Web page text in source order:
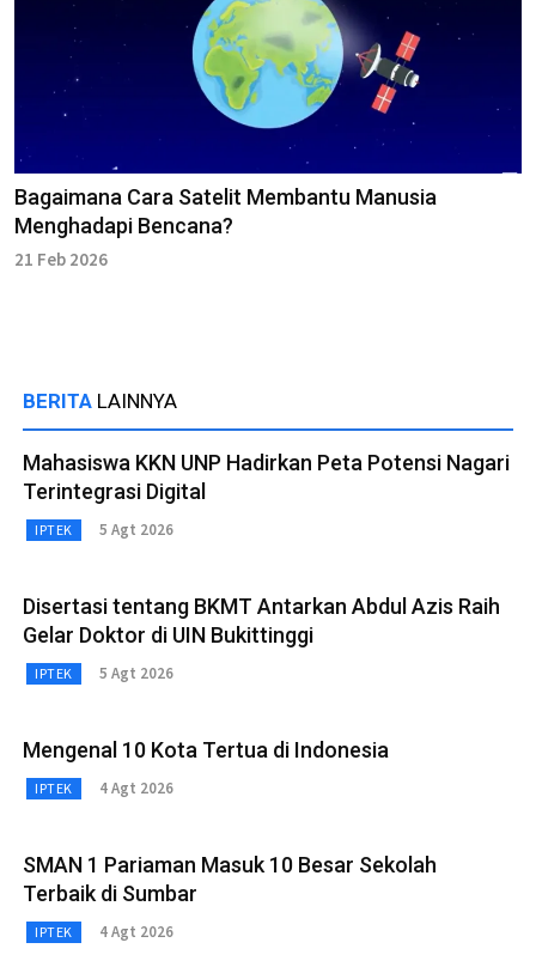
Bagaimana Cara Satelit Membantu Manusia
Menghadapi Bencana?
21 Feb 2026
BERITA LAINNYA
Mahasiswa KKN UNP Hadirkan Peta Potensi Nagari
Terintegrasi Digital
IPTEK 5 Agt 2026
Disertasi tentang BKMT Antarkan Abdul Azis Raih
Gelar Doktor di UIN Bukittinggi
IPTEK 5 Agt 2026
Mengenal 10 Kota Tertua di Indonesia
IPTEK 4 Agt 2026
SMAN 1 Pariaman Masuk 10 Besar Sekolah
Terbaik di Sumbar
IPTEK 4 Agt 2026